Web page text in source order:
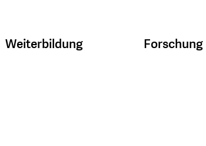
Weiterbildung Forschung